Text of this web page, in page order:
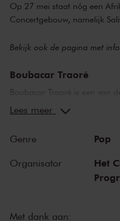
Op 27 mei staat nóg een
Concertgebouw, namelijk
Bekijk ook de pagina met
Boubacar Traoré
Boubacar Traoré is een van
Mandingo-muziek. Met een
waarop het West-Afrikaanse
bespeeld. Terwijl hij een
door jong en oud, bereikt hij
kunstenaarschap doet
Johnson en Muddy Waters.
Lees meer
Genre Pop
Organisator
Het
Met dank aan: